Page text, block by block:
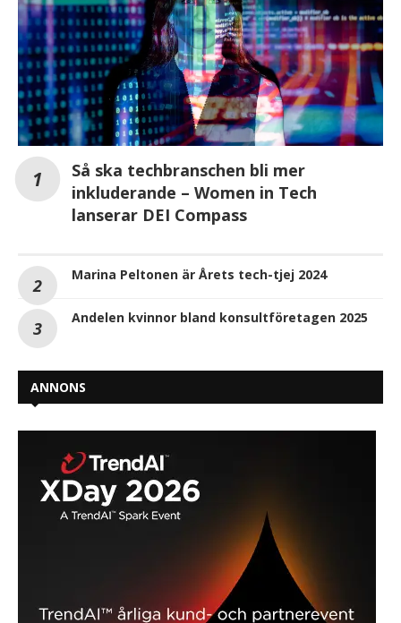
Så ska techbranschen bli mer
inkluderande – Women in Tech
lanserar DEI Compass
Marina Peltonen är Årets tech-tjej 2024
Andelen kvinnor bland konsultföretagen 2025
ANNONS